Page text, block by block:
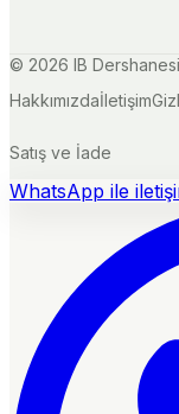
© 2026 IB
Hakkımızdaİletişim
Satış ve İade
WhatsApp ile